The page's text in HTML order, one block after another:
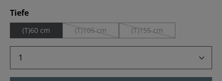
Tiefeauswählen
(T)60 cm (T)105 cm
(Diese Option ist zurzeit nicht verfügbar.)
(T)155 cm
(Diese Option ist zurzeit
Produkt Anzahl: Gib den gewünschten